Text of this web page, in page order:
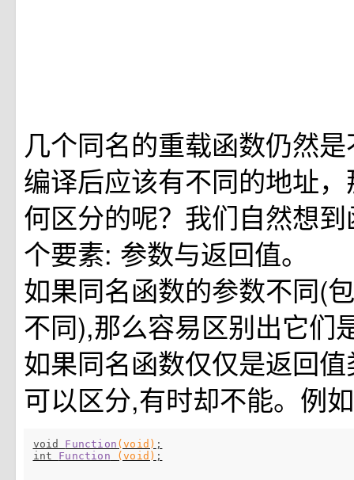
几个同名的重载函数仍然
编译后应该有不同的地址
何区分的呢？我们自然想
个要素: 参数与返回值。
如果同名函数的参数不同(
不同),那么容易区别出它们
如果同名函数仅仅是返回
可以区分,有时却不能。例
void Function (void) ;
int Function (void) ;